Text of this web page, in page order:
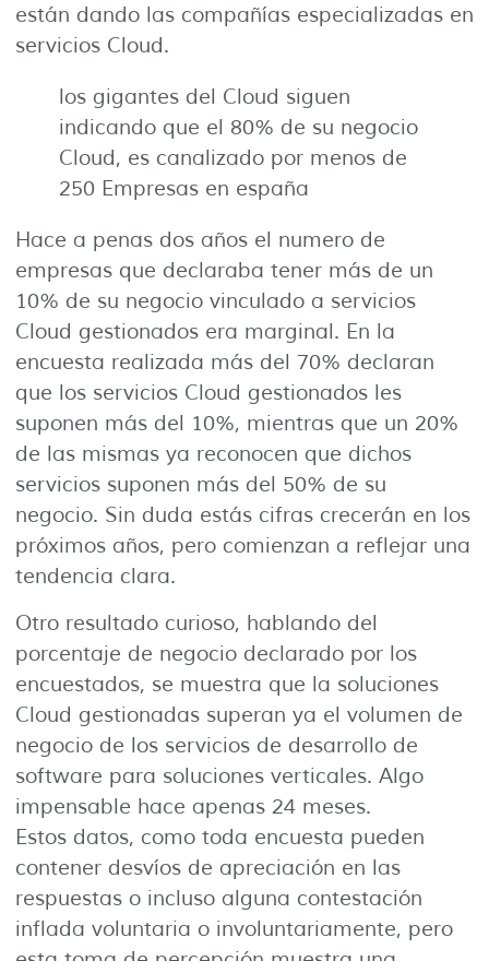
están dando las compañías especializadas en
servicios Cloud.
los gigantes del Cloud siguen
indicando que el 80% de su negocio
Cloud, es canalizado por menos de
250 Empresas en españa
Hace a penas dos años el numero de
empresas que declaraba tener más de un
10% de su negocio vinculado a servicios
Cloud gestionados era marginal. En la
encuesta realizada más del 70% declaran
que los servicios Cloud gestionados les
suponen más del 10%, mientras que un 20%
de las mismas ya reconocen que dichos
servicios suponen más del 50% de su
negocio. Sin duda estás cifras crecerán en los
próximos años, pero comienzan a reflejar una
tendencia clara.
Otro resultado curioso, hablando del
porcentaje de negocio declarado por los
encuestados, se muestra que la soluciones
Cloud gestionadas superan ya el volumen de
negocio de los servicios de desarrollo de
software para soluciones verticales. Algo
impensable hace apenas 24 meses.
Estos datos, como toda encuesta pueden
contener desvíos de apreciación en las
respuestas o incluso alguna contestación
inflada voluntaria o involuntariamente, pero